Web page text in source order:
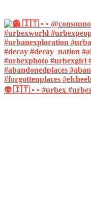
👽 🇮🇹 • • #urbex